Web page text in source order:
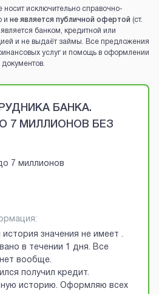
исключительно справочно-
и не является публичной офертой (ст.
банком, кредитной или
и не выдаёт займы. Все предложения
услуг и помощь в оформлении
документов.
БАНКА.
7 МИЛЛИОНОВ БЕЗ
7 миллионов
значения не имеет .
в течении 1 дня. Все
вообще.
получил кредит.
историю. Оформляю всех